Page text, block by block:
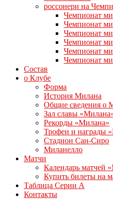
россонери на
Чемпионат
Чемпионат
Чемпионат
Чемпионат
Чемпионат
Чемпионат
Состав
о Клубе
Форма
История Милана
Общие сведения о
Зал славы
Рекорды «Милана»
Трофеи и награды
Стадион Сан-Сиро
Миланелло
Матчи
Календарь матчей
Купить билеты на
Таблица Серии А
Контакты